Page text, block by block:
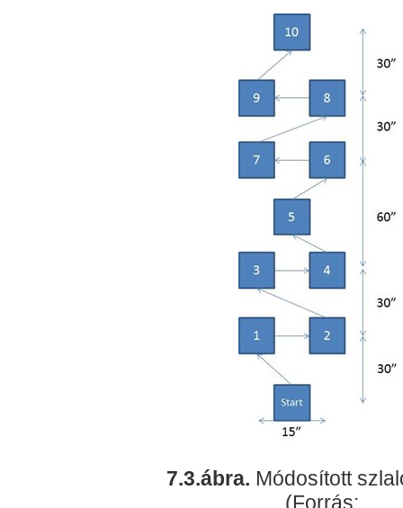
7.3.ábra. Módosított
(Forrás: